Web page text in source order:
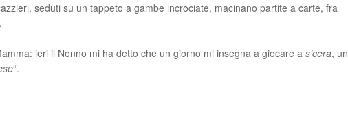
seduti su un tappeto a gambe incrociate, macinano partite a carte, fra
ieri il Nonno mi ha detto che un giorno mi insegna a giocare a s’cera, un
“.